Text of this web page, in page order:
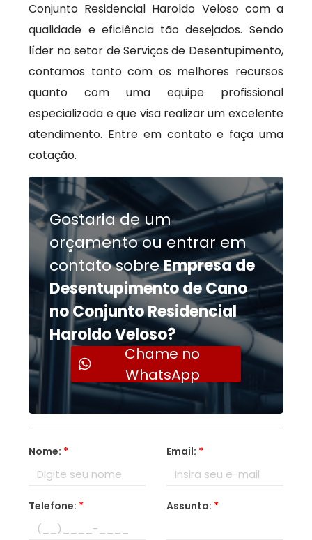
Conjunto Residencial Haroldo Veloso com a
qualidade e eficiência tão desejados. Sendo
líder no setor de Serviços de Desentupimento,
contamos tanto com os melhores recursos
quanto com uma equipe profissional
especializada e que visa realizar um excelente
atendimento. Entre em contato e faça uma
cotação.
Gostaria de um
orçamento ou entrar em
contato sobreEmpresa de
Desentupimento de Cano
no Conjunto Residencial
Haroldo Veloso?
Chame no
WhatsApp
Nome: * Email: *
Telefone: * Assunto: *